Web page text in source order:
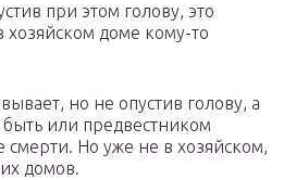
при этом голову, это
хозяйском доме кому-то
но не опустив голову, а
быть или предвестником
смерти. Но уже не в хозяйском,
домов.